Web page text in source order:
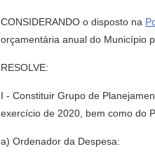
CONSIDERANDO o disposto na
orçamentária anual do Município
RESOLVE:
I - Constituir Grupo de
exercício de 2020, bem como do
a) Ordenador da Despesa: